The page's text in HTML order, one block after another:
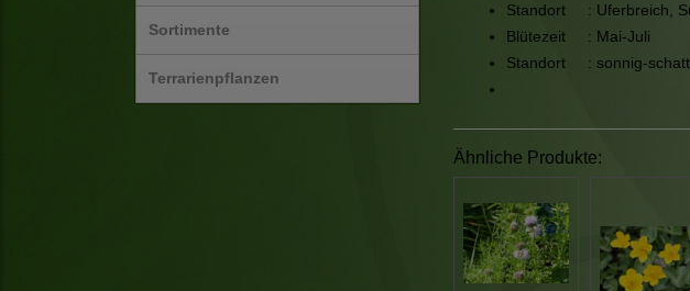
Sortimente
Terrarienpflanzen
Standort : Uferbreich,
Blütezeit : Mai-Juli
Standort : sonnig-
Ähnliche Produkte: